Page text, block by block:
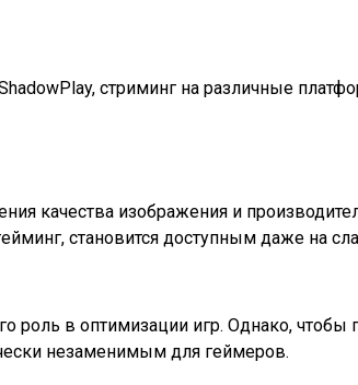
стриминг на различные
качества изображения и
становится доступным даже на
в оптимизации игр. Однако, чтобы
незаменимым для геймеров.